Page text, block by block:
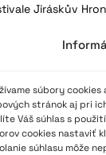
súbory
stránok aj pri
Váš súhlas s
cookies nastaviť
súhlasu môže
Jiráskův
Slovensko a
z festivalu.